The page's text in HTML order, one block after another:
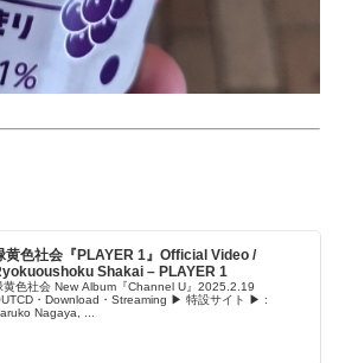
黄色社会『PLAYER 1』Official Video /
Shakai – PLAYER 1
黄色社会 New Album『Channel U』2025.2.19
・Download・Streaming ▶ 特設サイト ▶ :
Nagaya, ...